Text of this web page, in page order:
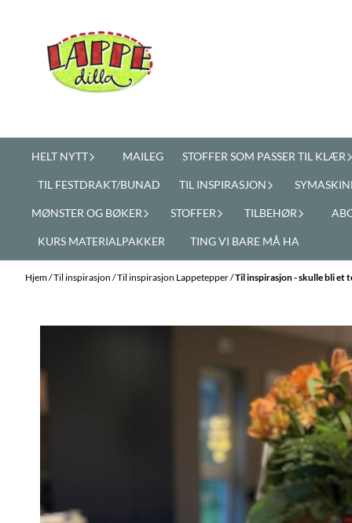
HELT NYTT MAILEG STOFFER SOM PASSER TIL KLÆR
TIL FESTDRAKT/BUNAD TIL INSPIRASJON
MØNSTER OG BØKER STOFFER TILBEHØR
KURS MATERIALPAKKER TING VI BARE MÅ HA
Hjem/Til inspirasjon /Til inspirasjon Lappetepper/Til inspirasjon - skulle bli et